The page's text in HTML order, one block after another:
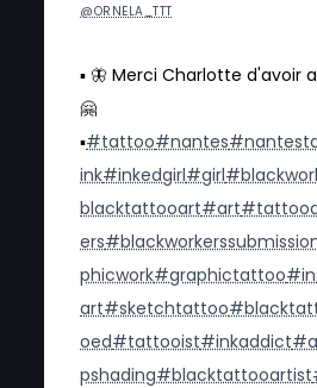
@ORNELA_TTT
▪️ 🦋 Merci Charlotte d'avoir
🤗
▪️#tattoo#nantes
ink#inkedgirl#girl
blacktattooart#art
ers
phicwork#graphictattoo
art#sketchtattoo
oed#tattooist#inkaddict
pshading#blacktattooartist